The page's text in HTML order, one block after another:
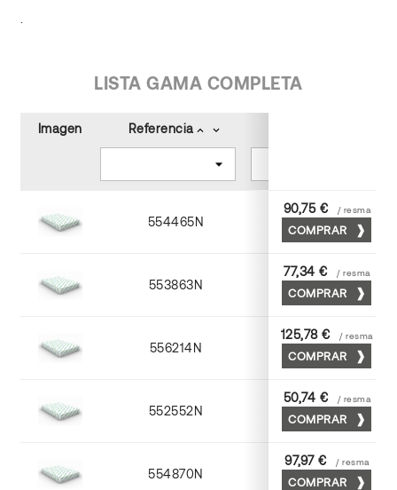
LISTA GAMA COMPLETA
Imagen Referencia keyboard_arrow_up keyboard_arrow_down
554465N 65 x 90
90,75 € / resma
COMPRAR
553863N 63 x 88
77,34 € / resma
COMPRAR
556214N 72 x 102
125,78 € / resma
COMPRAR
552552N 52 x 70
50,74 € / resma
COMPRAR
554870N 70 x 100
97,97 € / resma
COMPRAR